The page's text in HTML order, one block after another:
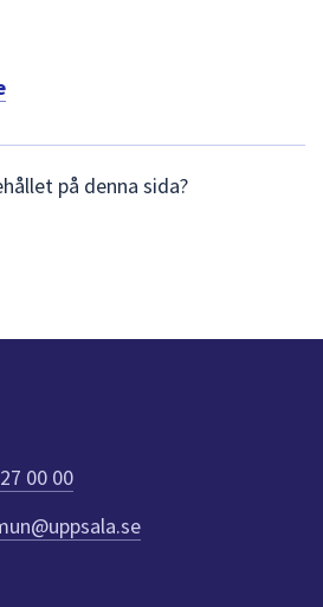
på denna sida?
00 00